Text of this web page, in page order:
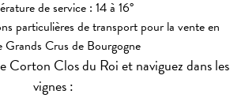
de service : 14 à 16°
particulières de transport pour la vente en
Grands Crus de Bourgogne
Corton Clos du Roi et naviguez dans les
vignes :